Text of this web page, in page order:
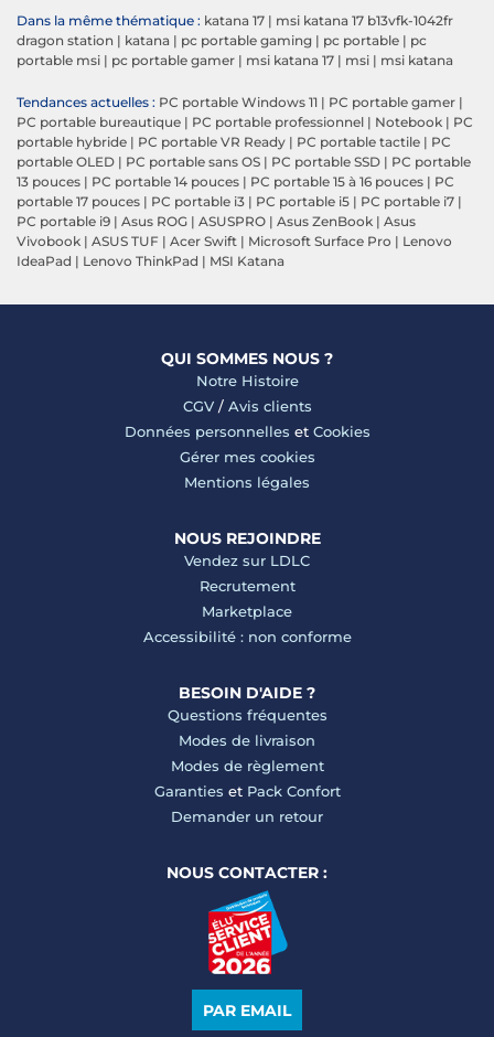
Dans la même thématique : katana 17 | msi katana 17 b13vfk-1042fr
dragon station | katana | pc portable gaming | pc portable | pc
portable msi | pc portable gamer | msi katana 17 | msi | msi katana
Tendances actuelles : PC portable Windows 11 | PC portable gamer |
PC portable bureautique | PC portable professionnel | Notebook | PC
portable hybride | PC portable VR Ready | PC portable tactile | PC
portable OLED | PC portable sans OS | PC portable SSD | PC portable
13 pouces | PC portable 14 pouces | PC portable 15 à 16 pouces | PC
portable 17 pouces | PC portable i3 | PC portable i5 | PC portable i7 |
PC portable i9 | Asus ROG | ASUSPRO | Asus ZenBook | Asus
Vivobook | ASUS TUF | Acer Swift | Microsoft Surface Pro | Lenovo
IdeaPad | Lenovo ThinkPad | MSI Katana
QUI SOMMES NOUS ?
Notre Histoire
CGV/ Avis clients
Données personnelles et Cookies
Gérer mes cookies
Mentions légales
NOUS REJOINDRE
Vendez sur LDLC
Recrutement
Marketplace
Accessibilité : non conforme
BESOIN D'AIDE ?
Questions fréquentes
Modes de livraison
Modes de règlement
Garanties et Pack Confort
Demander un retour
NOUS CONTACTER :
PAR EMAIL